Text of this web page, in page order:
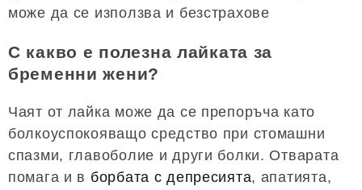
може да се използва и безстрахове
С какво е полезна лайката за
бременни жени?
Чаят от лайка може да се препоръча като
болкоуспокояващо средство при стомашни
спазми, главоболие и други болки. Отварата
помага и в борбата с депресията, апатията,